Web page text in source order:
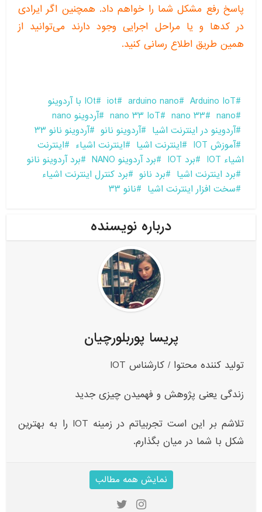
پاسخ رفع مشکل شما را خواهم داد. همچنین اگر ایرادی
در کدها و یا مراحل اجرایی وجود دارند می‌توانید از
همین طریق اطلاع رسانی کنید.
Arduino IoT
arduino nano
iot
IOt با آردوینو
nano
nano 33
nano 33 IoT
آردوینو nano
آردوینو در اینترنت اشیا
آردوینو نانو
آردوینو نانو 33
آموزش IOT
اینترنت اشیا اینترنت اشیاء
اینترنت
اشیاء IOT
برد IOT برد آردوینو NANO
برد آردوینو نانو
برد اینترنت اشیا
برد نانو
برد کنترل اینترنت اشیاء
سخت افزار اینترنت اشیا
نانو 33
درباره نویسنده
پریسا پوربلورچیان
تولید کننده محتوا / کارشناس IOT
زندگی یعنی پژوهش و فهمیدن چیزی جدید
تلاشم بر این است تجربیاتم در زمینه IOT‌ را به بهترین
شکل با شما در میان بگذارم.
نمایش همه مطالب